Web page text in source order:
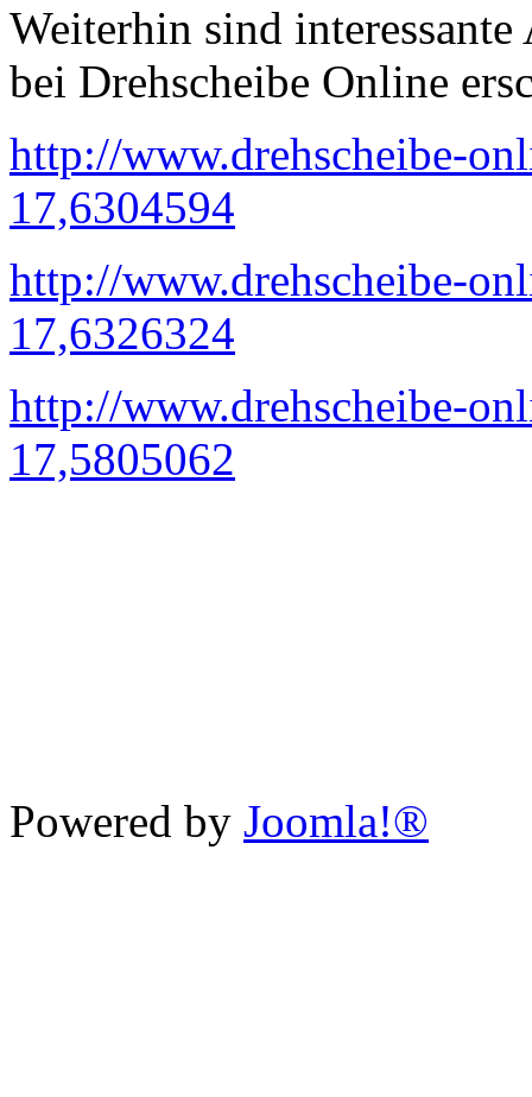
Weiterhin sind
bei Drehscheibe Online
http://www.drehscheibe-
17,6304594
http://www.drehscheibe-
17,6326324
http://www.drehscheibe-
17,5805062
Powered by Joomla!®